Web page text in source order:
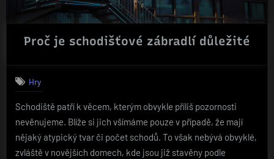
Proč je schodišťové zábradlí důležité
Hry
Schodiště patří k věcem, kterým obvykle příliš pozornosti
nevěnujeme. Blíže si jich všímáme pouze v případě, že mají
nějaký atypický tvar či počet schodů. To však nebývá obvyklé,
zvláště v novějších domech, kde jsou již stavěny podle